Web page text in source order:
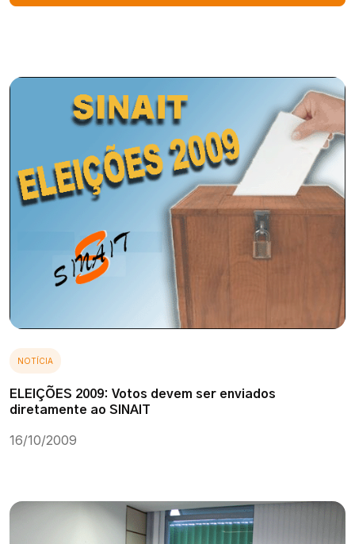
NOTÍCIA
ELEIÇÕES 2009: Votos devem ser enviados
diretamente ao SINAIT
16/10/2009